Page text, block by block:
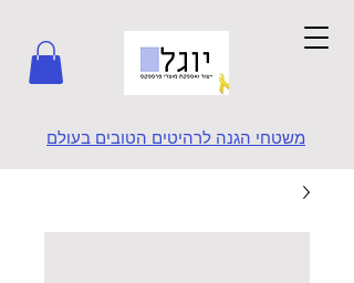
משטחי הגנה לרהיטים הטובים בעולם